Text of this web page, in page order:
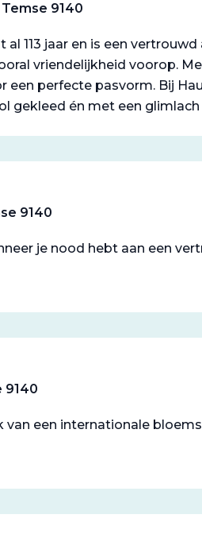
9140
113 jaar en is een
vriendelijkheid voorop.
een perfecte pasvorm. Bij
gekleed én met een
9140
je nood hebt aan een
9140
van een internationale